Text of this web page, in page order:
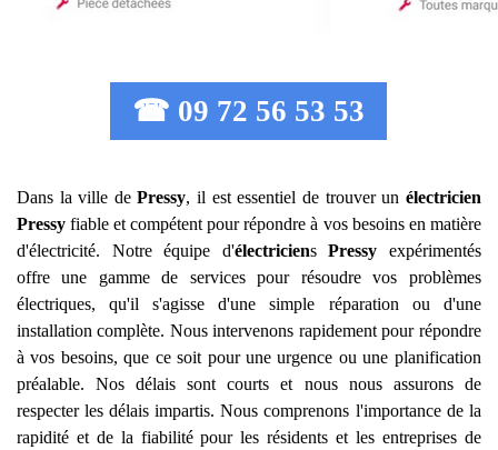
☎ 09 72 56 53 53
Dans la ville dePressy, il est essentiel de trouver un électricien
Pressy fiable et compétent pour répondre à vos besoins en matière
d'électricité. Notre équipe d'électriciensPressy expérimentés
offre une gamme de services pour résoudre vos problèmes
électriques, qu'il s'agisse d'une simple réparation ou d'une
installation complète. Nous intervenons rapidement pour répondre
à vos besoins, que ce soit pour une urgence ou une planification
préalable. Nos délais sont courts et nous nous assurons de
respecter les délais impartis. Nous comprenons l'importance de la
rapidité et de la fiabilité pour les résidents et les entreprises de